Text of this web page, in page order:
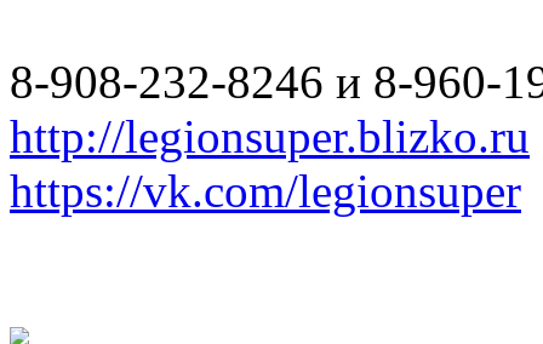
8-908-232-8246 и 8-960-
http://legionsuper.blizko.ru
https://vk.com/legionsuper